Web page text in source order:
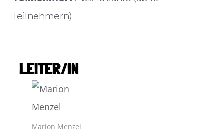
Teilnehmern)
LEITER/IN
Marion Menzel